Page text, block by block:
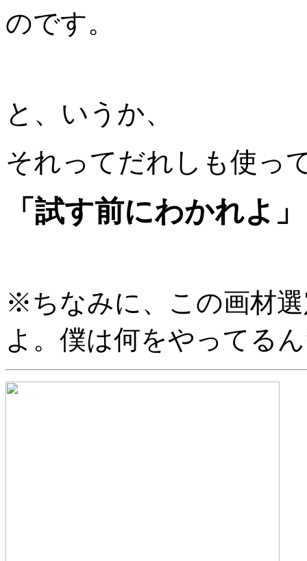
のです。
と、いうか、
それってだれしも使っ
「試す前にわかれよ」
※ちなみに、この画材
よ。僕は何をやってる